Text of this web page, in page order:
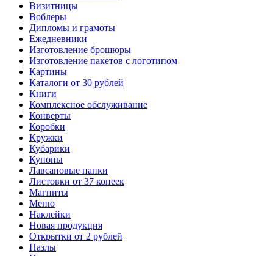
Визитницы
Воблеры
Дипломы и грамоты
Ежедневники
Изготовление брошюры
Изготовление пакетов с логотипом
Картины
Каталоги от 30 рублей
Книги
Комплексное обслуживание
Конверты
Коробки
Кружки
Кубарики
Купоны
Лавсановые папки
Листовки от 37 копеек
Магниты
Меню
Наклейки
Новая продукция
Открытки от 2 рублей
Пазлы